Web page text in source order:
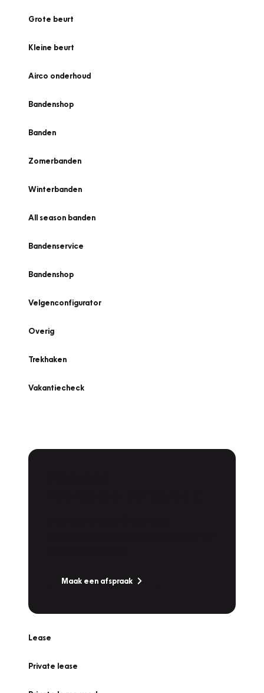
Grote beurt
Kleine beurt
Airco onderhoud
Bandenshop
Banden
Zomerbanden
Winterbanden
All season banden
Bandenservice
Bandenshop
Velgenconfigurator
Overig
Trekhaken
Vakantiecheck
Maak een afspraak
Lease
Private lease